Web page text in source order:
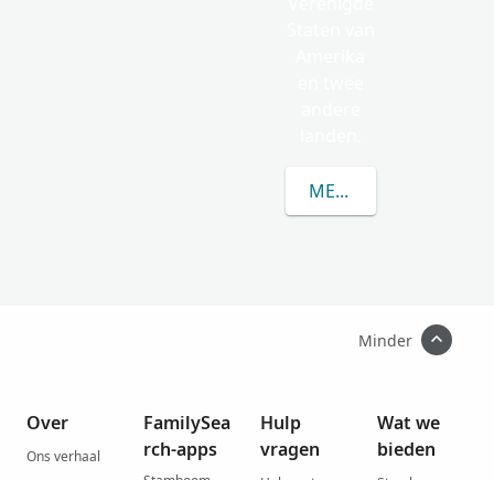
MEER OVER JUTTING
Minder
Over
Ons verhaal
FamilySea
rch-apps
Hulp
vragen
Wat we
bieden